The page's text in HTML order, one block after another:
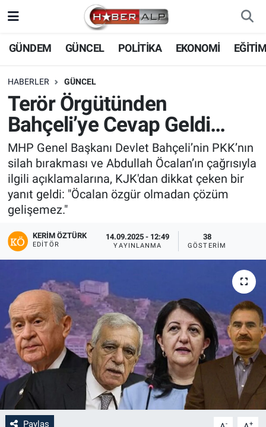
GÜNDEM GÜNCEL POLİTİKA EKONOMİ
HABERLER GÜNCEL
Terör Örgütünden
Bahçeli’ye Cevap Geldi…
MHP Genel Başkanı Devlet Bahçeli’nin PKK’nın
silah bırakması ve Abdullah Öcalan’ın çağrısıyla
ilgili açıklamalarına, KJK'dan dikkat çeken bir
yanıt geldi: "Öcalan özgür olmadan çözüm
gelişemez."
KERIM ÖZTÜRK
EDITÖR
14.09.2025 - 12:49
YAYINLANMA
38
GÖSTERIM
Paylaş - +
Nöbetçi Eczaneler
Hava Durumu
Trafik Durumu
Süper Lig Puan Durumu ve Fikstür
Tüm Manşetler
Son Dakika Haberleri